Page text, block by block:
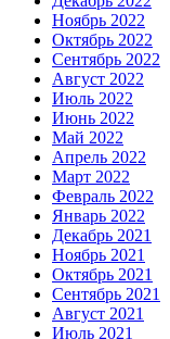
Ноябрь 2022
Октябрь 2022
Сентябрь 2022
Август 2022
Июль 2022
Июнь 2022
Май 2022
Апрель 2022
Март 2022
Февраль 2022
Январь 2022
Декабрь 2021
Ноябрь 2021
Октябрь 2021
Сентябрь 2021
Август 2021
Июль 2021